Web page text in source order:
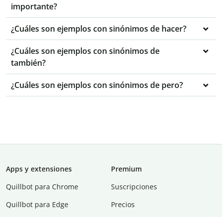
importante?
¿Cuáles son ejemplos con sinónimos de hacer?
¿Cuáles son ejemplos con sinónimos de
también?
¿Cuáles son ejemplos con sinónimos de pero?
Apps y extensiones
Quillbot para Chrome
Quillbot para Edge
Premium
Suscripciones
Precios